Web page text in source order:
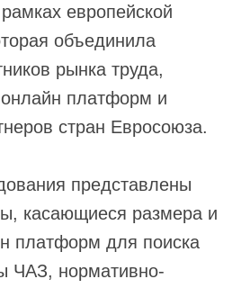
европейской
объединила
рынка труда,
платформ и
стран Евросоюза.
представлены
касающиеся размера и
платформ для поиска
ЧАЗ, нормативно-